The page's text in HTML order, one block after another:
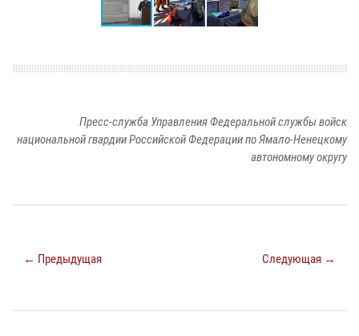
Пресс-служба Управления Федеральной службы войск
национальной гвардии Российской Федерации по Ямало-Ненецкому
автономному округу
← Предыдущая Следующая →